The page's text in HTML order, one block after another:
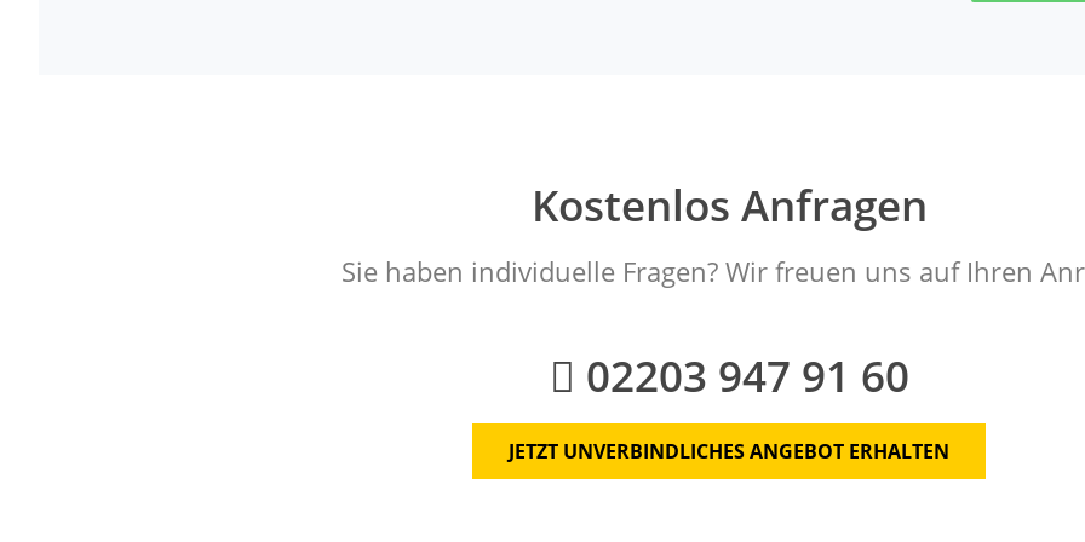
Kostenlos Anfragen
Sie haben individuelle Fragen? Wir freuen uns auf Ihren
02203 947 91 60
JETZT UNVERBINDLICHES ANGEBOT ERHALTEN